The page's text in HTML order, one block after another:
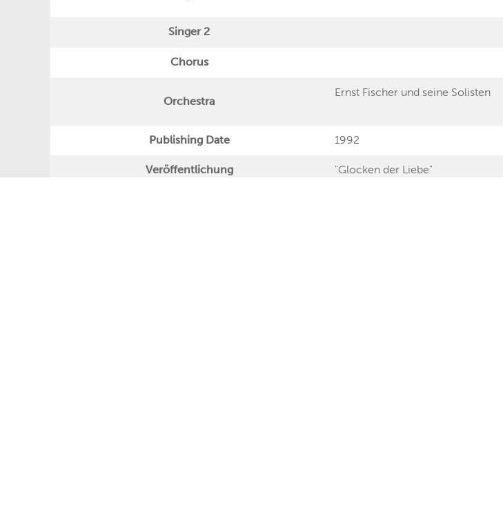
Singer 2
Chorus
Orchestra
Ernst Fischer und seine Solisten
Publishing Date 1992
Veröffentlichung "Glocken der Liebe"